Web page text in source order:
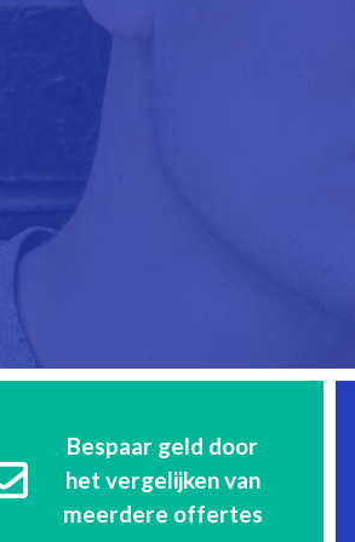
Bespaar geld door
het vergelijken van
meerdere offertes